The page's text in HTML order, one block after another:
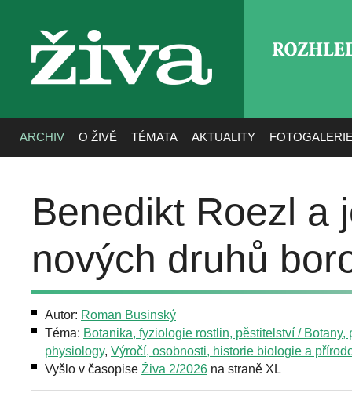
živa
ARCHIV O ŽIVĚ TÉMATA AKTUALITY
Benedikt Roezl a
nových druhů
Autor: Roman Businský
Téma: Botanika, fyziologie rostlin, pěstitelství / Botany,
physiology, Výročí, osobnosti, historie biologie a
Vyšlo v časopise Živa 2/2026 na straně XL